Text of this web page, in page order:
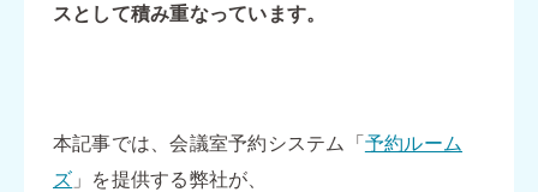
スとして積み重なっています。
本記事では、会議室予約システム「予約ルーム
ズ 」を提供する弊社が、